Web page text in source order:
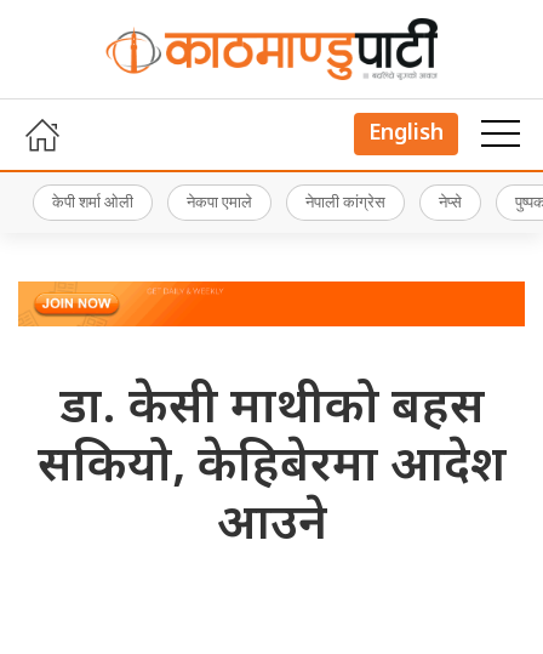
English
केपी शर्मा ओली नेकपा एमाले नेपाली कांग्रेस नेप्से
डा. केसी माथीको बहस
सकियो, केहिबेरमा आदेश
आउने